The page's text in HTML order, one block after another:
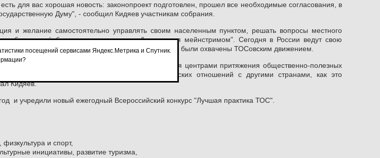
для вас хорошая новость: законопроект подготовлен, прошел все необходимые согласования, в
Думу", - сообщил Кидяев участникам собрания.
и желание самостоятельно управлять своим населенным пунктом, решать вопросы местного
всё большую популярность, "становится мейнстримом". Сегодня в России ведут свою
этом, еще в 2016 году всего 56 субъектов страны были охвачены ТОСовским движением.
тысяч ТОСов созданы в селах. ТОСы становятся центрами притяжения общественно-полезных
дворов до установления побратимских отношений с другими странами, как это
Кидяев.
и учредили новый ежегодный Всероссийский конкурс "Лучшая практика ТОС".
и спорт,
инициативы, развитие туризма,
посещений сервисами Яндекс.Метрика и Спутник.